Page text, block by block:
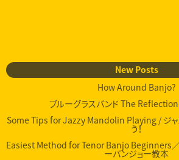
New Posts
How Around Banjo?
ブルーグラスバンド The
Some Tips for Jazzy Mandolin Playing / ジャ
う！
Easiest Method for Tenor Banjo Beginners／
ーバンジョー教本